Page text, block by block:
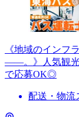
《地域のインフ
――。》人気観光
で応募OK◎
配送・物流